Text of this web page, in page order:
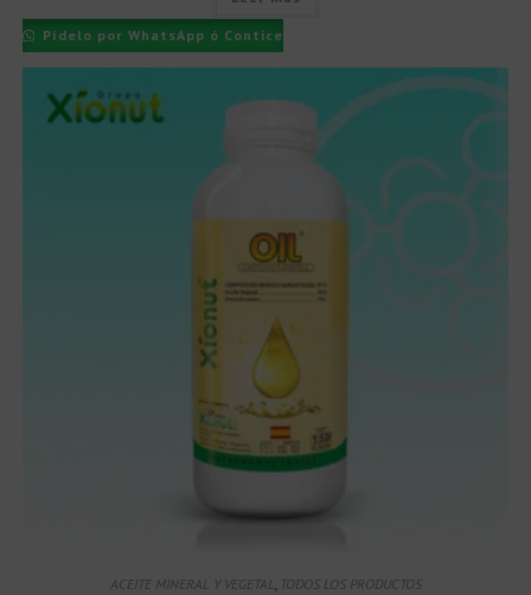
Pídelo por WhatsApp ó Contice
ACEITE MINERAL Y VEGETAL , TODOS LOS PRODUCTOS